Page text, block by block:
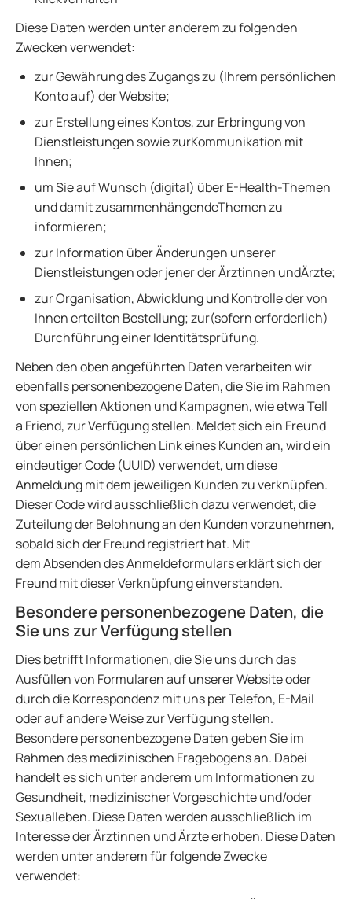
Diese Daten werden unter anderem zu folgenden
Zwecken verwendet:
zur Gewährung des Zugangs zu (Ihrem persönlichen
Konto auf) der Website;
zur Erstellung eines Kontos, zur Erbringung von
Dienstleistungen sowie zurKommunikation mit
Ihnen;
um Sie auf Wunsch (digital) über E-Health-Themen
und damit zusammenhängendeThemen zu
informieren;
zur Information über Änderungen unserer
Dienstleistungen oder jener der Ärztinnen undÄrzte;
zur Organisation, Abwicklung und Kontrolle der von
Ihnen erteilten Bestellung; zur(sofern erforderlich)
Durchführung einer Identitätsprüfung.
Neben den oben angeführten Daten verarbeiten wir
ebenfalls personenbezogene Daten, die Sie im Rahmen
von speziellen Aktionen und Kampagnen, wie etwa Tell
a Friend, zur Verfügung stellen. Meldet sich ein Freund
über einen persönlichen Link eines Kunden an, wird ein
eindeutiger Code (UUID) verwendet, um diese
Anmeldung mit dem jeweiligen Kunden zu verknüpfen.
Dieser Code wird ausschließlich dazu verwendet, die
Zuteilung der Belohnung an den Kunden vorzunehmen,
sobald sich der Freund registriert hat. Mit
dem Absenden des Anmeldeformulars erklärt sich der
Freund mit dieser Verknüpfung einverstanden.
Besondere personenbezogene Daten, die
Sie uns zur Verfügung stellen
Dies betrifft Informationen, die Sie uns durch das
Ausfüllen von Formularen auf unserer Website oder
durch die Korrespondenz mit uns per Telefon, E-Mail
oder auf andere Weise zur Verfügung stellen.
Besondere personenbezogene Daten geben Sie im
Rahmen des medizinischen Fragebogens an. Dabei
handelt es sich unter anderem um Informationen zu
Gesundheit, medizinischer Vorgeschichte und/oder
Sexualleben. Diese Daten werden ausschließlich im
Interesse der Ärztinnen und Ärzte erhoben. Diese Daten
werden unter anderem für folgende Zwecke
verwendet: